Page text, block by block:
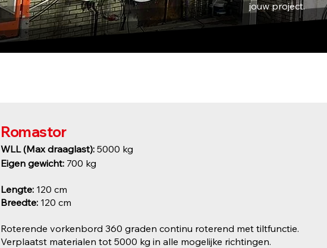
jouw project.
Romastor
WLL (Max draaglast): 5000 kg
Eigen gewicht: 700 kg
Lengte: 120 cm
Breedte: 120 cm
Roterende vorkenbord 360 graden continu roterend met tiltfunctie.
Verplaatst materialen tot 5000 kg in alle mogelijke richtingen.